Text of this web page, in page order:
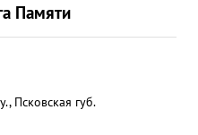
Памяти
Псковская губ.